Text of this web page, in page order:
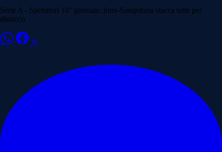
Serie A - Spettatori 10° giornata: Inter-Sampdoria stacca tutte per
distacco